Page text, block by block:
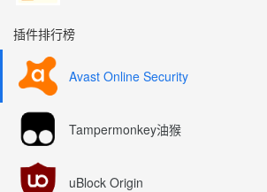
插件排行榜
Avast Online Security
Tampermonkey油猴
uBlock Origin